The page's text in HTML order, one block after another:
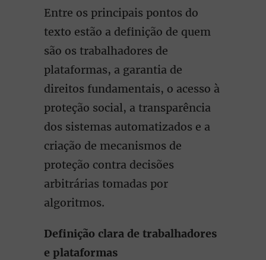
Entre os principais pontos do
texto estão a definição de quem
são os trabalhadores de
plataformas, a garantia de
direitos fundamentais, o acesso à
proteção social, a transparência
dos sistemas automatizados e a
criação de mecanismos de
proteção contra decisões
arbitrárias tomadas por
algoritmos.
Definição clara de trabalhadores
e plataformas